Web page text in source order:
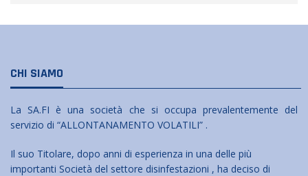
CHI SIAMO
La SA.FI è una società che si occupa prevalentemente del
servizio di “ALLONTANAMENTO VOLATILI” .
Il suo Titolare, dopo anni di esperienza in una delle più
importanti Società del settore disinfestazioni , ha deciso di